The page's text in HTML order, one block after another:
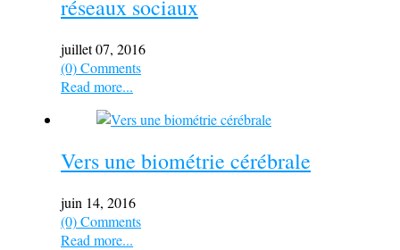
réseaux sociaux
juillet 07, 2016
(0) Comments
Read more...
Vers une biométrie cérébrale
juin 14, 2016
(0) Comments
Read more...